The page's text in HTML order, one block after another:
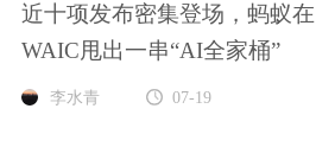
近十项发布密集登场，蚂蚁在
WAIC甩出一串“AI全家桶”
李水青 07-19